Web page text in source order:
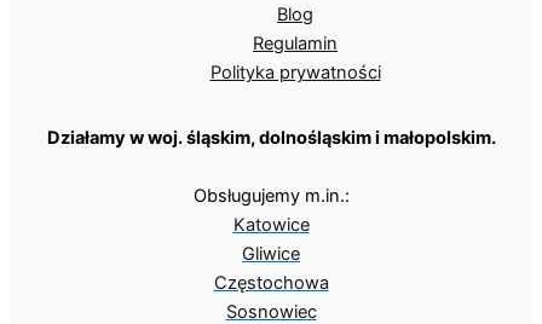
Blog
Regulamin
Polityka prywatności
Działamy w woj. śląskim, dolnośląskim i małopolskim.
Obsługujemy m.in.:
Katowice
Gliwice
Częstochowa
Sosnowiec